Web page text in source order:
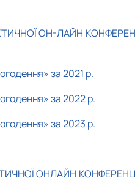
ОН-ЛАЙН
за 2021 р.
за 2022 р.
за 2023 р.
ОНЛАЙН